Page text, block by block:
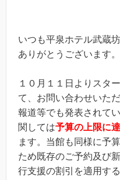
いつも平泉ホテル武蔵
ありがとうございます。
１０月１１日よりスタ
て、お問い合わせいた
報道等でも発表されて
関しては予算の上限に
ます。当館も同様に予
ため既存のご予約及び
行支援の割引を適用す